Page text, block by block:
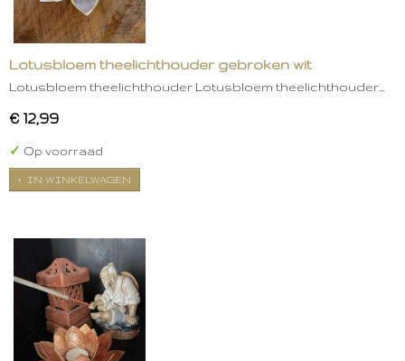
Lotusbloem theelichthouder gebroken wit
Lotusbloem theelichthouder Lotusbloem theelichthouder…
€ 12,99
✓ Op voorraad
IN WINKELWAGEN